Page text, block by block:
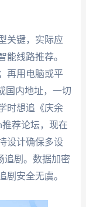
关键，实际应
能线路推荐。
再用电脑或平
国内地址，一切
时想追《庆余
荐论坛，现在
设计确保多设
追剧。数据加密
剧安全无虞。